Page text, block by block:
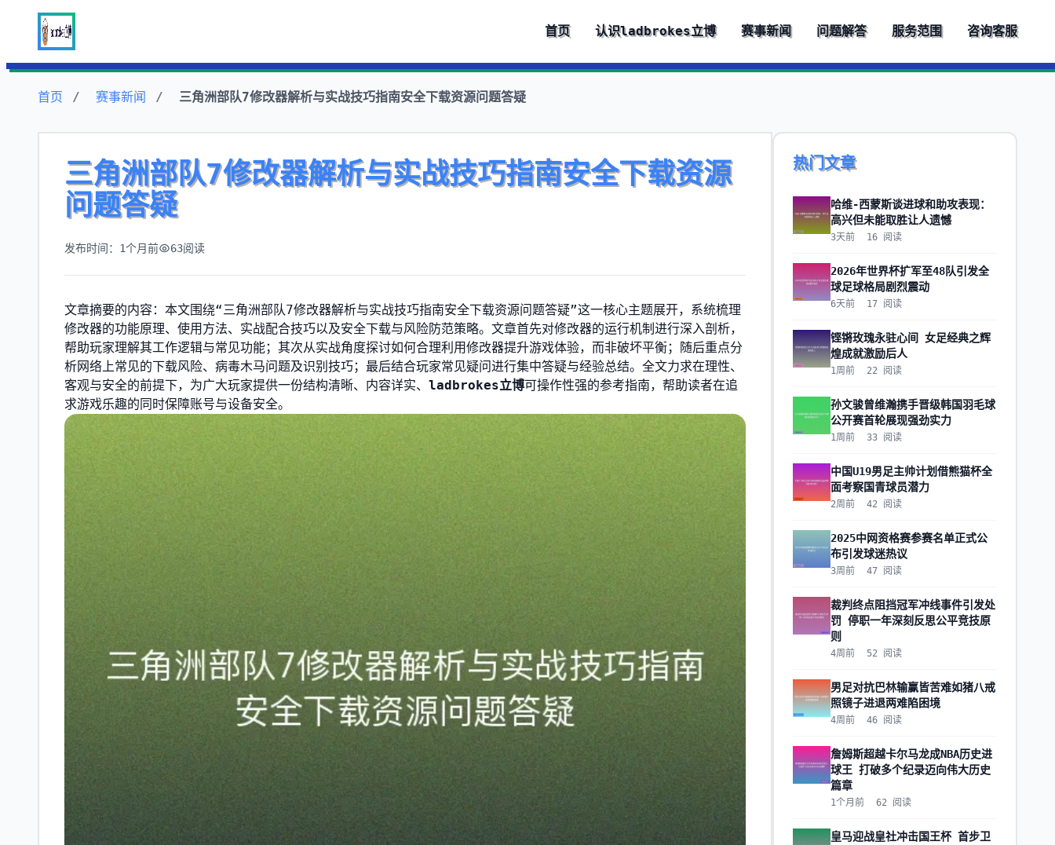
首页 认识ladbrokes立博 赛事新闻 问题解答 服务范围 咨询客服
首页 赛事新闻 三角洲部队7修改器解析与实战技巧指南安全下载资源问题答疑
三角洲部队7修改器解析与实战技巧指南安全下载资源
问题答疑
发布时间：1个月前 63阅读
文章摘要的内容：本文围绕“三角洲部队7修改器解析与实战技巧指南安全下载资源问题答疑”这一核心主题展开，系统梳理
修改器的功能原理、使用方法、实战配合技巧以及安全下载与风险防范策略。文章首先对修改器的运行机制进行深入剖析，
帮助玩家理解其工作逻辑与常见功能；其次从实战角度探讨如何合理利用修改器提升游戏体验，而非破坏平衡；随后重点分
析网络上常见的下载风险、病毒木马问题及识别技巧；最后结合玩家常见疑问进行集中答疑与经验总结。全文力求在理性、
客观与安全的前提下，为广大玩家提供一份结构清晰、内容详实、 ladbrokes立博可操作性强的参考指南，帮助读者在追
求游戏乐趣的同时保障账号与设备安全。
热门文章
哈维-西蒙斯谈进球和助攻表现：
高兴但未能取胜让人遗憾
3天前 16 阅读
2026年世界杯扩军至48队引发全
球足球格局剧烈震动
6天前 17 阅读
铿锵玫瑰永驻心间 女足经典之辉
煌成就激励后人
1周前 22 阅读
孙文骏曾维瀚携手晋级韩国羽毛球
公开赛首轮展现强劲实力
1周前 33 阅读
中国U19男足主帅计划借熊猫杯全
面考察国青球员潜力
2周前 42 阅读
2025中网资格赛参赛名单正式公
布引发球迷热议
3周前 47 阅读
裁判终点阻挡冠军冲线事件引发处
罚 停职一年深刻反思公平竞技原
则
4周前 52 阅读
男足对抗巴林输赢皆苦难如猪八戒
照镜子进退两难陷困境
4周前 46 阅读
詹姆斯超越卡尔马龙成NBA历史进
球王 打破多个纪录迈向伟大历史
篇章
1个月前 62 阅读
皇马迎战皇社冲击国王杯 首步卫